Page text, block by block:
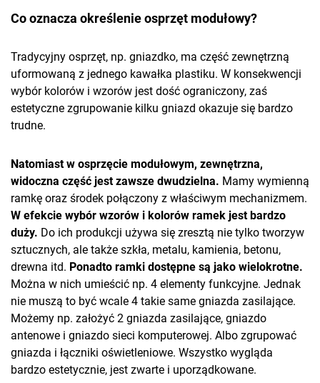
Co oznacza określenie osprzęt modułowy?
Tradycyjny osprzęt, np. gniazdko, ma część zewnętrzną
uformowaną z jednego kawałka plastiku. W konsekwencji
wybór kolorów i wzorów jest dość ograniczony, zaś
estetyczne zgrupowanie kilku gniazd okazuje się bardzo
trudne.
Natomiast w osprzęcie modułowym, zewnętrzna,
widoczna część jest zawsze dwudzielna. Mamy wymienną
ramkę oraz środek połączony z właściwym mechanizmem.
W efekcie wybór wzorów i kolorów ramek jest bardzo
duży. Do ich produkcji używa się zresztą nie tylko tworzyw
sztucznych, ale także szkła, metalu, kamienia, betonu,
drewna itd. Ponadto ramki dostępne są jako wielokrotne.
Można w nich umieścić np. 4 elementy funkcyjne. Jednak
nie muszą to być wcale 4 takie same gniazda zasilające.
Możemy np. założyć 2 gniazda zasilające, gniazdo
antenowe i gniazdo sieci komputerowej. Albo zgrupować
gniazda i łączniki oświetleniowe. Wszystko wygląda
bardzo estetycznie, jest zwarte i uporządkowane.